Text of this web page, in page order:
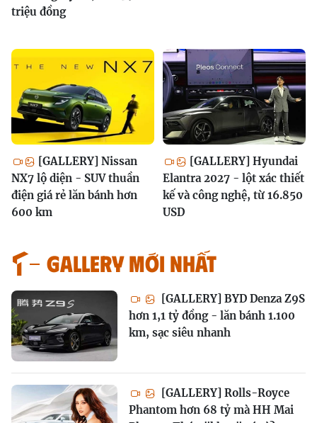
triệu đồng
[GALLERY] Nissan
NX7 lộ diện - SUV thuần
điện giá rẻ lăn bánh hơn
600 km
[GALLERY] Hyundai
Elantra 2027 - lột xác thiết
kế và công nghệ, từ 16.850
USD
GALLERY MỚI NHẤT
[GALLERY] BYD Denza Z9S
hơn 1,1 tỷ đồng - lăn bánh 1.100
km, sạc siêu nhanh
[GALLERY] Rolls-Royce
Phantom hơn 68 tỷ mà HH Mai